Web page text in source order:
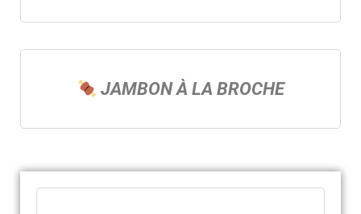
JAMBON À LA BROCHE